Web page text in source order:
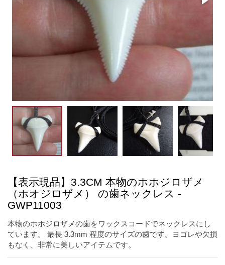
【表示現品】3.3CM 本物のホホジロザメ
（ホオジロザメ） の歯ネックレス -
GWP11003
本物のホホジロザメの歯をワックスコードでネックレスにし
ています。 最長 3.3mm 程度のサイズの歯です。ヨゴレや欠損
もなく、非常に美しいアイテムです。